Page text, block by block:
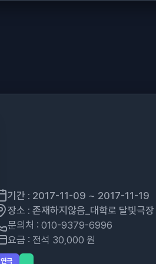
기간 : 2017-11-09 ~ 2017-11-19
장소 : 존재하지않음_대학로 달빛극장
문의처 : 010-9379-6996
요금 : 전석 30,000 원
연극